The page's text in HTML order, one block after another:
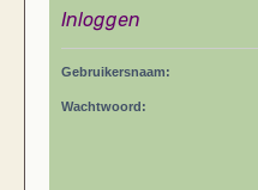
Inloggen
Gebruikersnaam:
Wachtwoord: